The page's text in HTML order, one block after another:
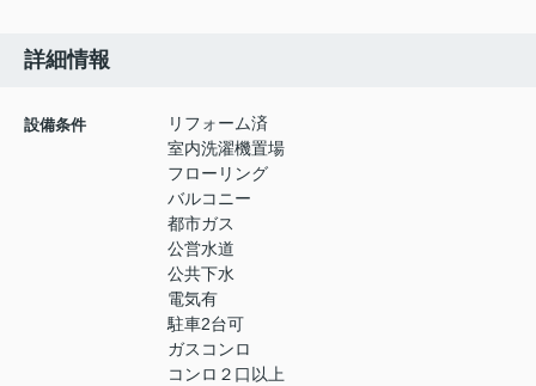
詳細情報
設備条件
リフォーム済
室内洗濯機置場
フローリング
バルコニー
都市ガス
公営水道
公共下水
電気有
駐車2台可
ガスコンロ
コンロ２口以上